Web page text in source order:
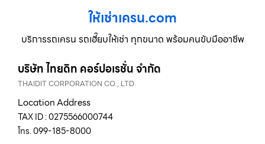
ให้เช่าเครน.com
บริการรถเครน รถเฮี๊ยบให้เช่า ทุกขนาด พร้อมคนขับมืออาชีพ
บริษัท ไทยดิท คอร์ปอเรชั่น จำกัด
THAIDIT CORPORATION CO., LTD.
Location Address
TAX ID : 0275566000744
โทร. 099-185-8000